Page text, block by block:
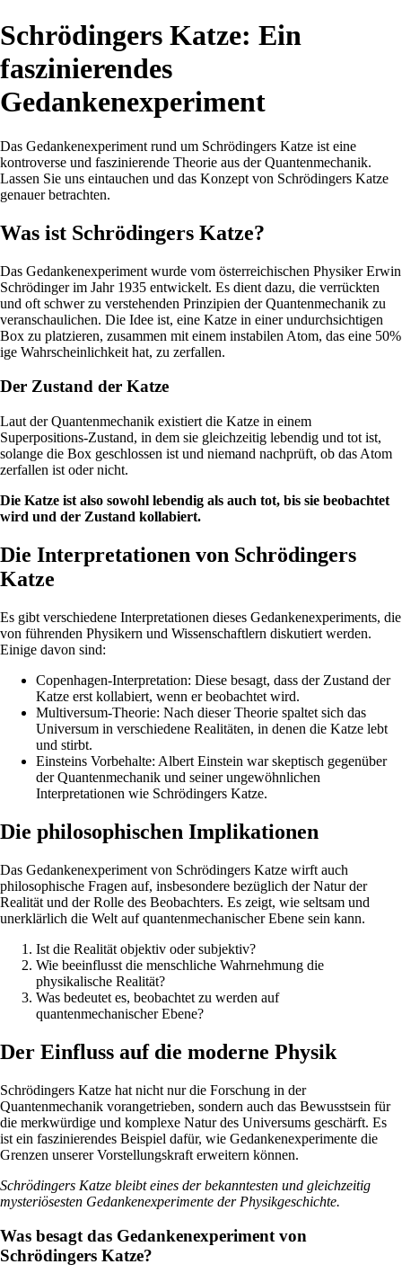
Schrödingers Katze: Ein
faszinierendes
Gedankenexperiment
Das Gedankenexperiment rund um Schrödingers Katze ist eine
kontroverse und faszinierende Theorie aus der Quantenmechanik.
Lassen Sie uns eintauchen und das Konzept von Schrödingers Katze
genauer betrachten.
Was ist Schrödingers Katze?
Das Gedankenexperiment wurde vom österreichischen Physiker Erwin
Schrödinger im Jahr 1935 entwickelt. Es dient dazu, die verrückten
und oft schwer zu verstehenden Prinzipien der Quantenmechanik zu
veranschaulichen. Die Idee ist, eine Katze in einer undurchsichtigen
Box zu platzieren, zusammen mit einem instabilen Atom, das eine 50%
ige Wahrscheinlichkeit hat, zu zerfallen.
Der Zustand der Katze
Laut der Quantenmechanik existiert die Katze in einem
Superpositions-Zustand, in dem sie gleichzeitig lebendig und tot ist,
solange die Box geschlossen ist und niemand nachprüft, ob das Atom
zerfallen ist oder nicht.
Die Katze ist also sowohl lebendig als auch tot, bis sie beobachtet
wird und der Zustand kollabiert.
Die Interpretationen von Schrödingers
Katze
Es gibt verschiedene Interpretationen dieses Gedankenexperiments, die
von führenden Physikern und Wissenschaftlern diskutiert werden.
Einige davon sind:
Copenhagen-Interpretation: Diese besagt, dass der Zustand der
Katze erst kollabiert, wenn er beobachtet wird.
Multiversum-Theorie: Nach dieser Theorie spaltet sich das
Universum in verschiedene Realitäten, in denen die Katze lebt
und stirbt.
Einsteins Vorbehalte: Albert Einstein war skeptisch gegenüber
der Quantenmechanik und seiner ungewöhnlichen
Interpretationen wie Schrödingers Katze.
Die philosophischen Implikationen
Das Gedankenexperiment von Schrödingers Katze wirft auch
philosophische Fragen auf, insbesondere bezüglich der Natur der
Realität und der Rolle des Beobachters. Es zeigt, wie seltsam und
unerklärlich die Welt auf quantenmechanischer Ebene sein kann.
Ist die Realität objektiv oder subjektiv?
Wie beeinflusst die menschliche Wahrnehmung die
physikalische Realität?
Was bedeutet es, beobachtet zu werden auf
quantenmechanischer Ebene?
Der Einfluss auf die moderne Physik
Schrödingers Katze hat nicht nur die Forschung in der
Quantenmechanik vorangetrieben, sondern auch das Bewusstsein für
die merkwürdige und komplexe Natur des Universums geschärft. Es
ist ein faszinierendes Beispiel dafür, wie Gedankenexperimente die
Grenzen unserer Vorstellungskraft erweitern können.
Schrödingers Katze bleibt eines der bekanntesten und gleichzeitig
mysteriösesten Gedankenexperimente der Physikgeschichte.
Was besagt das Gedankenexperiment von
Schrödingers Katze?